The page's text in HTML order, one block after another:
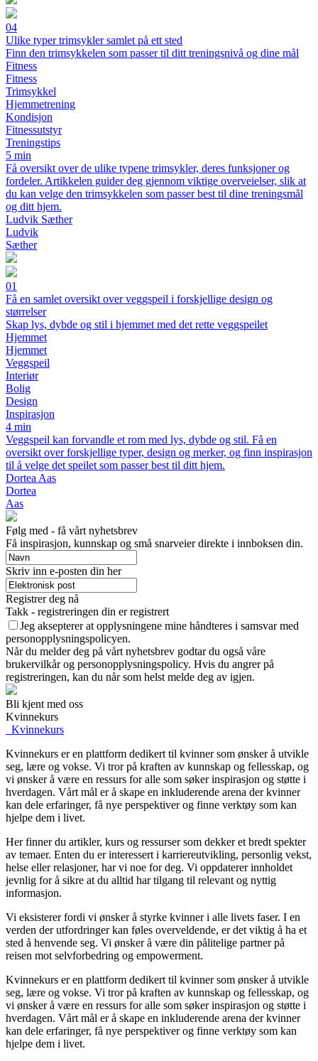
04
Ulike typer trimsykler samlet på ett sted
Finn den trimsykkelen som passer til ditt treningsnivå og dine mål
Fitness
Fitness
Trimsykkel
Hjemmetrening
Kondisjon
Fitnessutstyr
Treningstips
5 min
Få oversikt over de ulike typene trimsykler, deres funksjoner og
fordeler. Artikkelen guider deg gjennom viktige overveielser, slik at
du kan velge den trimsykkelen som passer best til dine treningsmål
og ditt hjem.
Ludvik Sæther
Ludvik
Sæther
01
Få en samlet oversikt over veggspeil i forskjellige design og
størrelser
Skap lys, dybde og stil i hjemmet med det rette veggspeilet
Hjemmet
Hjemmet
Veggspeil
Interiør
Bolig
Design
Inspirasjon
4 min
Veggspeil kan forvandle et rom med lys, dybde og stil. Få en
oversikt over forskjellige typer, design og merker, og finn inspirasjon
til å velge det speilet som passer best til ditt hjem.
Dortea Aas
Dortea
Aas
Følg med - få vårt nyhetsbrev
Få inspirasjon, kunnskap og små snarveier direkte i innboksen din.
Skriv inn e-posten din her
Registrer deg nå
Takk - registreringen din er registrert
Jeg aksepterer at opplysningene mine håndteres i samsvar med
personopplysningspolicyen.
Når du melder deg på vårt nyhetsbrev godtar du også våre
brukervilkår og personopplysningspolicy. Hvis du angrer på
registreringen, kan du når som helst melde deg av igjen.
Bli kjent med oss
Kvinnekurs
Kvinnekurs
Kvinnekurs er en plattform dedikert til kvinner som ønsker å utvikle
seg, lære og vokse. Vi tror på kraften av kunnskap og fellesskap, og
vi ønsker å være en ressurs for alle som søker inspirasjon og støtte i
hverdagen. Vårt mål er å skape en inkluderende arena der kvinner
kan dele erfaringer, få nye perspektiver og finne verktøy som kan
hjelpe dem i livet.
Her finner du artikler, kurs og ressurser som dekker et bredt spekter
av temaer. Enten du er interessert i karriereutvikling, personlig vekst,
helse eller relasjoner, har vi noe for deg. Vi oppdaterer innholdet
jevnlig for å sikre at du alltid har tilgang til relevant og nyttig
informasjon.
Vi eksisterer fordi vi ønsker å styrke kvinner i alle livets faser. I en
verden der utfordringer kan føles overveldende, er det viktig å ha et
sted å henvende seg. Vi ønsker å være din pålitelige partner på
reisen mot selvforbedring og empowerment.
Kvinnekurs er en plattform dedikert til kvinner som ønsker å utvikle
seg, lære og vokse. Vi tror på kraften av kunnskap og fellesskap, og
vi ønsker å være en ressurs for alle som søker inspirasjon og støtte i
hverdagen. Vårt mål er å skape en inkluderende arena der kvinner
kan dele erfaringer, få nye perspektiver og finne verktøy som kan
hjelpe dem i livet.